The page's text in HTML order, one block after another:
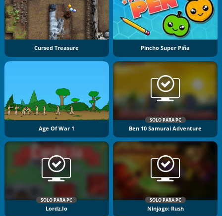
Cursed Treasure Pincho Super Piña
Age Of War 1
SOLO PARA PC
Ben 10 Samurai Adventure
SOLO PARA PC
Lordz.io
SOLO PARA PC
Ninjago: Rush